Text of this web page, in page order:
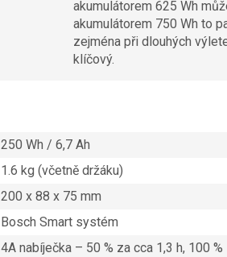
akumulátorem 625 Wh
akumulátorem 750 Wh to
zejména při dlouhých
klíčový.
250 Wh / 6,7 Ah
1.6 kg (včetně držáku)
200 x 88 x 75 mm
Bosch Smart systém
4A nabíječka – 50 % za cca 1,3 h, 100 %